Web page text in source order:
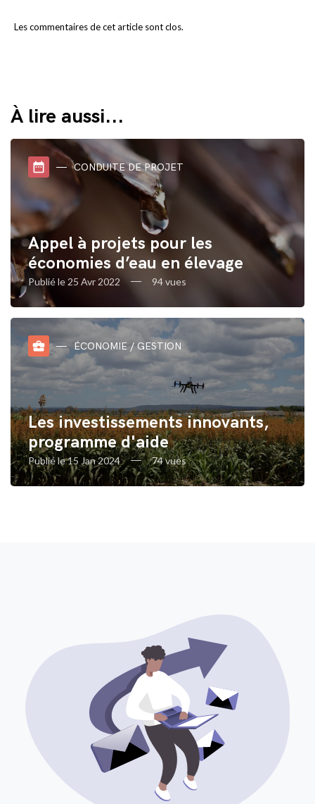
Les commentaires de cet article sont clos.
À lire aussi...
date_range CONDUITE DE PROJET
Appel à projets pour les
économies d’eau en élevage
Publié le 25 Avr 2022 94 vues
business_center ÉCONOMIE / GESTION
Les investissements innovants,
programme d'aide
Publié le 15 Jan 2024 74 vues